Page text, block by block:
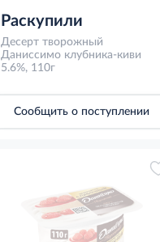
Раскупили
Десерт творожный
Даниссимо клубника-киви
5.6%, 110г
Сообщить о поступлении